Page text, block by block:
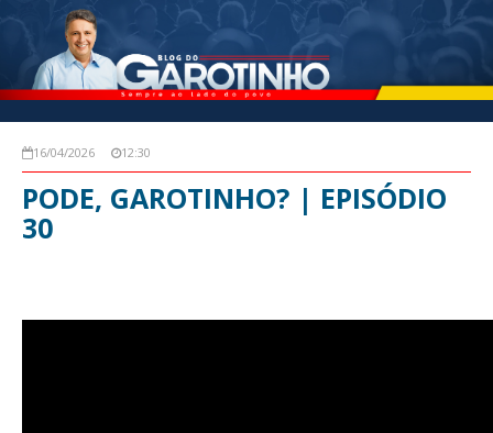
16/04/2026 12:30
PODE, GAROTINHO? | EPISÓDIO
30